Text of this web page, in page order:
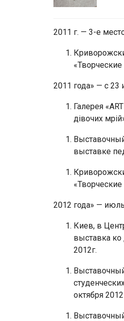
2011 г. — 3-е
2011 года» — с 23
Галерея
дівочих
выставке
2012 года» —
Киев, в
выставка ко
2012г.
октября